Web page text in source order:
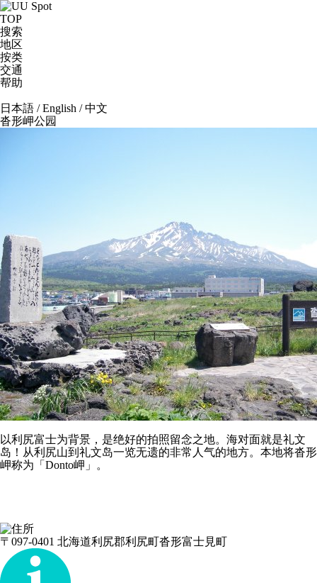
TOP
搜索
地区
按类
交通
帮助
日本語 /English /中文
沓形岬公园
以利尻富士为背景，是绝好的拍照留念之地。海对面就是礼文
岛！从利尻山到礼文岛一览无遗的非常人气的地方。本地将沓形
岬称为「Donto岬」。
〒097-0401 北海道利尻郡利尻町沓形富士見町